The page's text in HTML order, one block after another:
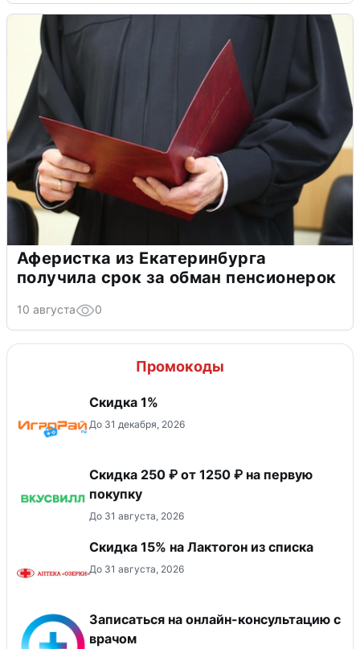
Аферистка из Екатеринбурга
получила срок за обман пенсионерок
10 августа 0
Промокоды
Скидка 1%
До 31 декабря, 2026
Скидка 250 ₽ от 1250 ₽ на первую
покупку
До 31 августа, 2026
Скидка 15% на Лактогон из списка
До 31 августа, 2026
Записаться на онлайн-консультацию с
врачом